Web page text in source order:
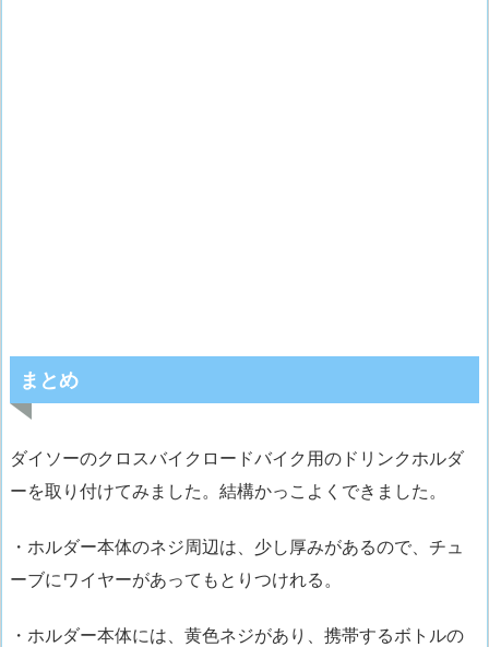
まとめ
ダイソーのクロスバイクロードバイク用のドリンクホルダ
ーを取り付けてみました。結構かっこよくできました。
・ホルダー本体のネジ周辺は、少し厚みがあるので、チュ
ーブにワイヤーがあってもとりつけれる。
・ホルダー本体には、黄色ネジがあり、携帯するボトルの